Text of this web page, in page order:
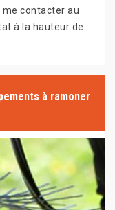
me contacter au
à la hauteur de
à ramoner